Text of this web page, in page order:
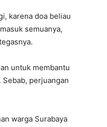
karena doa beliau
semuanya,
untuk membantu
perjuangan
warga Surabaya